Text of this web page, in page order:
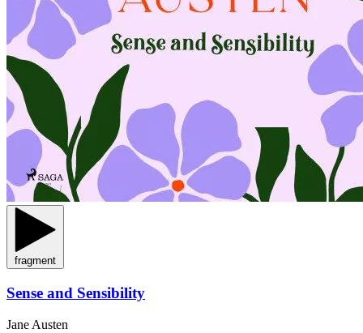
fragment
Sense and Sensibility
Jane Austen